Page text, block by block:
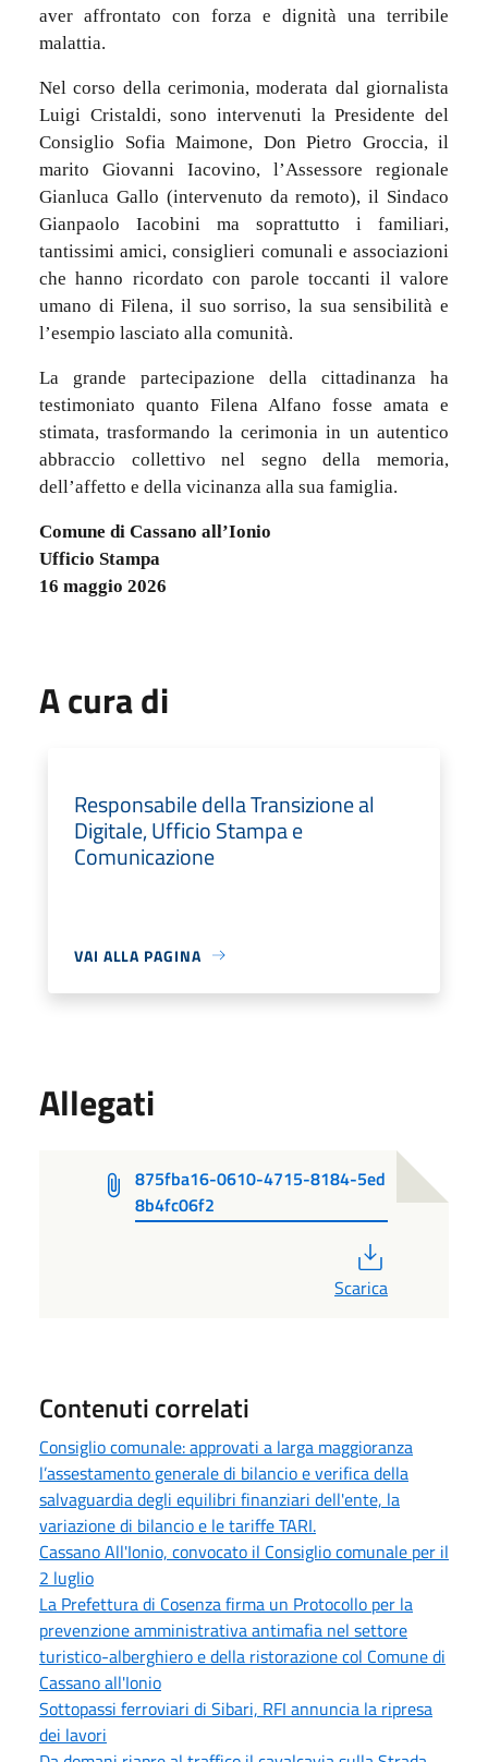
aver affrontato con forza e dignità una terribile
malattia.
Nel corso della cerimonia, moderata dal giornalista
Luigi Cristaldi, sono intervenuti la Presidente del
Consiglio Sofia Maimone, Don Pietro Groccia, il
marito Giovanni Iacovino, l’Assessore regionale
Gianluca Gallo (intervenuto da remoto), il Sindaco
Gianpaolo Iacobini ma soprattutto i familiari,
tantissimi amici, consiglieri comunali e associazioni
che hanno ricordato con parole toccanti il valore
umano di Filena, il suo sorriso, la sua sensibilità e
l’esempio lasciato alla comunità.
La grande partecipazione della cittadinanza ha
testimoniato quanto Filena Alfano fosse amata e
stimata, trasformando la cerimonia in un autentico
abbraccio collettivo nel segno della memoria,
dell’affetto e della vicinanza alla sua famiglia.
Comune di Cassano all’Ionio
Ufficio Stampa
16 maggio 2026
A cura di
Responsabile della Transizione al
Digitale, Ufficio Stampa e
Comunicazione
VAI ALLA PAGINA
Allegati
875fba16-0610-4715-8184-5ed
8b4fc06f2
Scarica
Contenuti correlati
Consiglio comunale: approvati a larga maggioranza
l’assestamento generale di bilancio e verifica della
salvaguardia degli equilibri finanziari dell'ente, la
variazione di bilancio e le tariffe TARI.
Cassano All'Ionio, convocato il Consiglio comunale per il
2 luglio
La Prefettura di Cosenza firma un Protocollo per la
prevenzione amministrativa antimafia nel settore
turistico-alberghiero e della ristorazione col Comune di
Cassano all'Ionio
Sottopassi ferroviari di Sibari, RFI annuncia la ripresa
dei lavori